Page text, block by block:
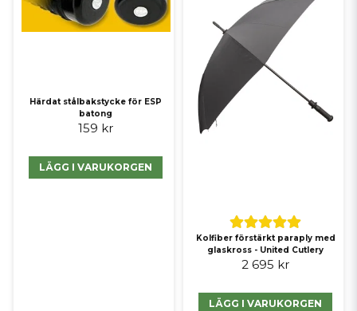
Härdat stålbakstycke för ESP
batong
159 kr
LÄGG I VARUKORGEN
Kolfiber förstärkt paraply med
glaskross - United Cutlery
2 695 kr
LÄGG I VARUKORGEN